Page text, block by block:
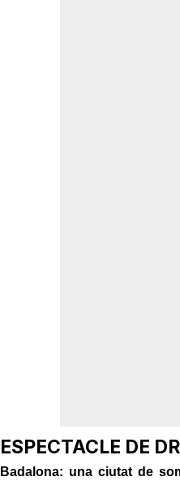
ESPECTACLE DE
Badalona: una ciutat de